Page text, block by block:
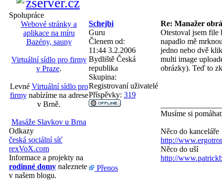
Spolupráce
Webové stránky a
aplikace na míru
Bazény, sauny
Virtuální sídlo pro firmy
v Praze.
Levné Virtuální sídlo pro
firmynabízíme na adrese
v Brně.
Masáže Slavkov u Brna
Odkazy
česká sociální síť
rexVoX.com
Informace a projekty na
rodinné domy naleznete
v našem blogu.
Schejbi
Re: Manažer
Guru
Členem od:
11:44 3.2.2006
Bydliště Česká
republika
Skupina:
Registrovaní uživatelé
Příspěvky: 319
Otestoval jsem file
napadlo mě
jedno nebo dvě
multi image
obrázky). Teď to
Musíme si
Něco do kanceláře
http://
Něco do uší
http://
Přenos